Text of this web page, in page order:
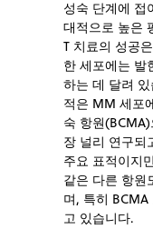
성숙 단계에 접
대적으로 높은
T 치료의 성공
한 세포에는 발
하는 데 달려
적은 MM 세포
숙 항원
장 널리 연구되
주요 표적이지
같은 다른 항원
며, 특히
고 있습니다.